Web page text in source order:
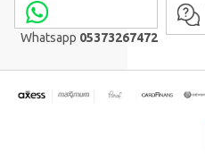
Whatsapp 05373267472